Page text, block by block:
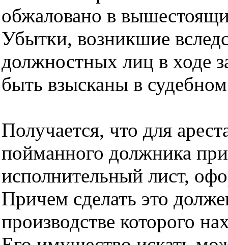
обжаловано в
Убытки, возникшие
должностных лиц в ходе
быть взысканы в
Получается, что для
пойманного должника
исполнительный лист,
Причем сделать это
производстве которого